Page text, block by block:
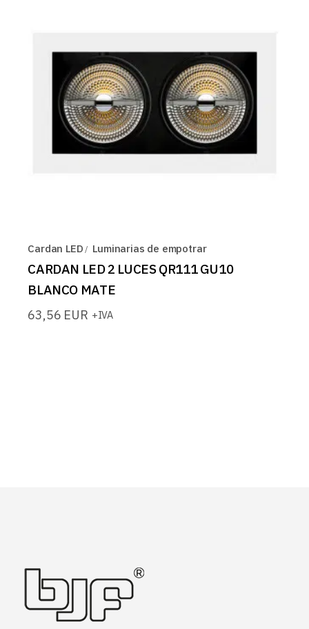
Cardan LED Luminarias de empotrar
CARDAN LED 2 LUCES QR111 GU10
BLANCO MATE
63,56 EUR +IVA